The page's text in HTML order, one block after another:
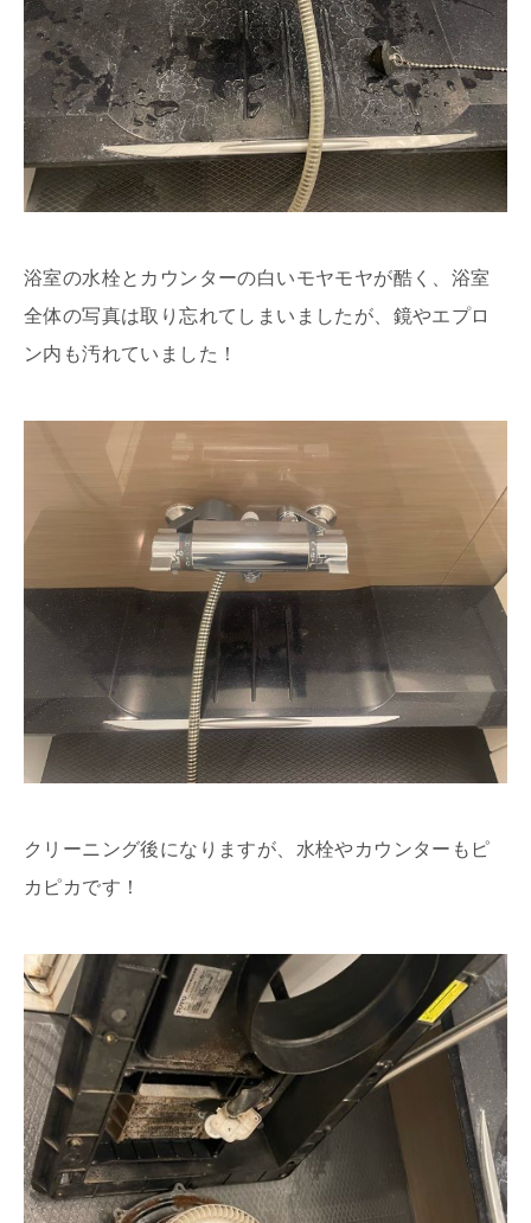
浴室の水栓とカウンターの白いモヤモヤが酷く、浴室
全体の写真は取り忘れてしまいましたが、鏡やエプロ
ン内も汚れていました！
クリーニング後になりますが、水栓やカウンターもピ
カピカです！